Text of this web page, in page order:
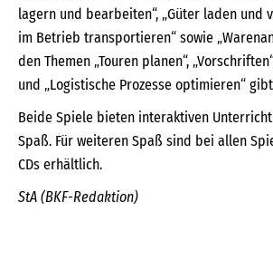
lagern und bearbeiten“, „Güter laden und
im Betrieb transportieren“ sowie
den Themen „Touren planen“,
und „Logistische Prozesse optimieren“
Beide Spiele bieten interaktiven
Spaß. Für weiteren Spaß sind bei allen
CDs erhältlich.
StA (BKF-Redaktion)